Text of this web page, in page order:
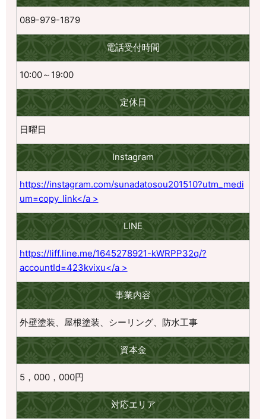
089-979-1879
電話受付時間
10:00～19:00
定休日
日曜日
Instagram
https://instagram.com/sunadatosou201510?utm_medi
um=copy_link</a >
LINE
https://liff.line.me/1645278921-kWRPP32q/?
accountId=423kvixu</a >
事業内容
外壁塗装、屋根塗装、シーリング、防水工事
資本金
5，000，000円
対応エリア